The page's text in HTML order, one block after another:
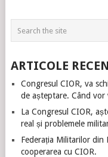
ARTICOLE
Congresul CIOR, va
de așteptare. Când
La Congresul CIOR,
real și problemele
Federația Militarilor din
cooperarea cu CIOR.